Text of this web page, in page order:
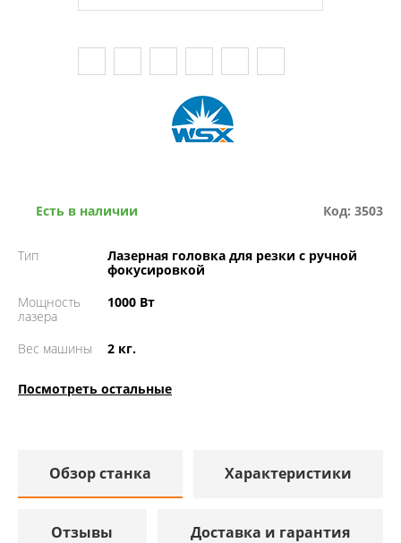
Есть в наличии Код: 3503
Тип
Лазерная головка для резки с ручной
фокусировкой
Мощность
лазера
1000 Вт
Вес машины 2 кг.
Посмотреть остальные
Обзор станка Характеристики
Отзывы Доставка и гарантия